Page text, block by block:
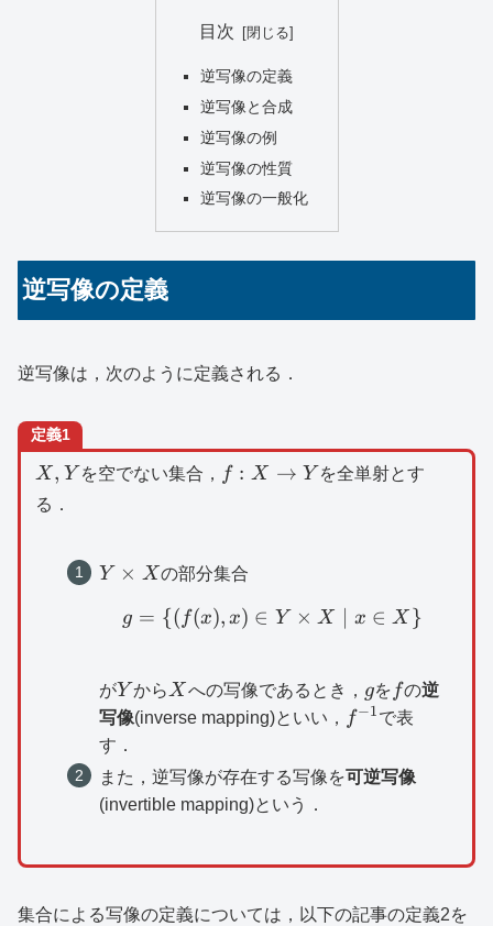
目次
逆写像の定義
逆写像と合成
逆写像の例
逆写像の性質
逆写像の一般化
逆写像の定義
逆写像は，次のように定義される．
定義1
X,Y
X , Y を空でない集合， f:X\to
f : X → Y を全単射とす
る．
Y\times
Y × Xの部分集合
g=\{ (f(x),x)\in
g = {( f(x), x) ∈ Y × X x ∈ X }
がY
Y から X
X への写像であるとき， g
gを ffの逆
写像(inverse mapping)といい， f^{-1}
f−1で表
す．
また，逆写像が存在する写像を可逆写像
(invertible mapping)という．
集合による写像の定義については，以下の記事の定義2を